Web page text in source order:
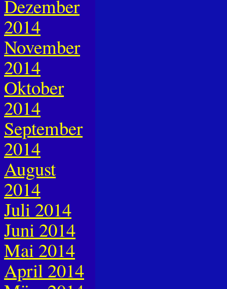
Dezember
2014
November
2014
Oktober
2014
September
2014
August
2014
Juli 2014
Juni 2014
Mai 2014
April 2014